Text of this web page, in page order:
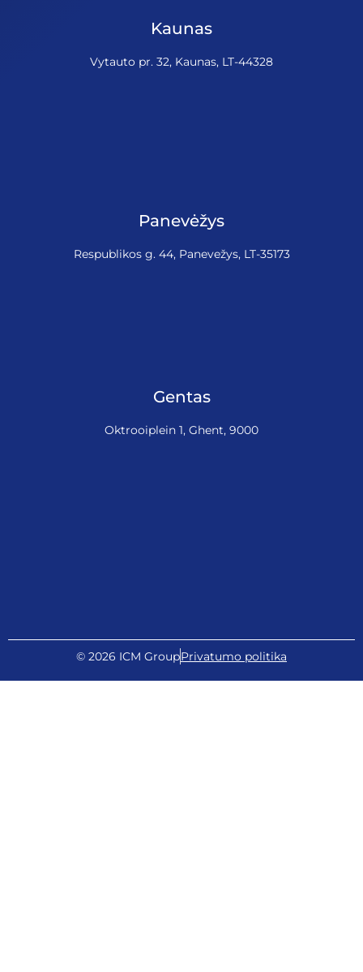
Kaunas
Vytauto pr. 32, Kaunas, LT-44328
Panevėžys
Respublikos g. 44, Panevežys, LT-35173
Gentas
Oktrooiplein 1, Ghent, 9000
© 2026 ICM GroupPrivatumo politika